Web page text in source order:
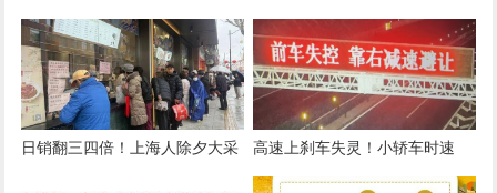
续两年不单独标注港澳台表演者
晚，表演翻跟头、“伸头”绝技、
蔡明时隔多年又和机器人联动了
日销翻三四倍！上海人除夕大采
高速上刹车失灵！小轿车时速
115狂奔490公里，司机4个半小